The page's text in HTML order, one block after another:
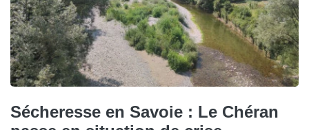
Sécheresse en Savoie : Le Chéran